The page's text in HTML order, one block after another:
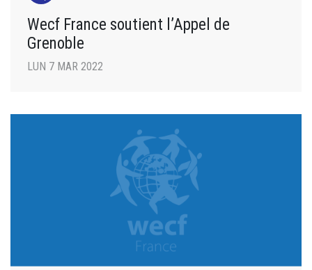
Wecf France soutient l’Appel de
Grenoble
LUN 7 MAR 2022